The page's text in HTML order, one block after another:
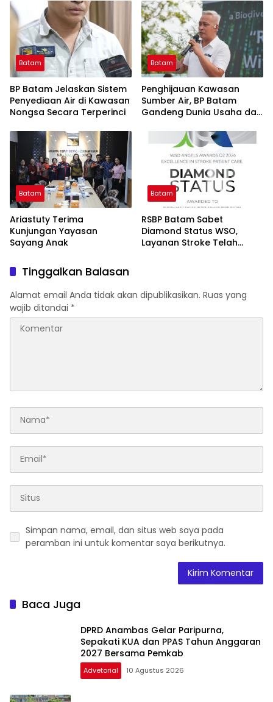
Batam
BP Batam Jelaskan Sistem
Penyediaan Air di Kawasan
Nongsa Secara Terperinci
Batam
Penghijauan Kawasan
Sumber Air, BP Batam
Gandeng Dunia Usaha dan
Batam
Ariastuty Terima
Kunjungan Yayasan
Sayang Anak
Batam
RSBP Batam Sabet
Diamond Status WSO,
Layanan Stroke Telah
Tinggalkan Balasan
Alamat email Anda tidak akan dipublikasikan. Ruas yang
wajib ditandai *
Simpan nama, email, dan situs web saya pada
peramban ini untuk komentar saya berikutnya.
Baca Juga
DPRD Anambas Gelar Paripurna,
Sepakati KUA dan PPAS Tahun Anggaran
2027 Bersama Pemkab
Advetorial 10 Agustus 2026